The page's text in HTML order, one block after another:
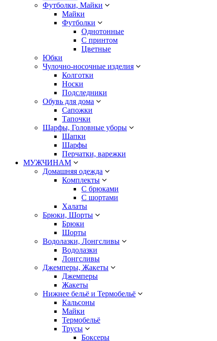
Футболки, Майки
Майки
Футболки
Однотонные
С принтом
Цветные
Юбки
Чулочно-носочные изделия
Колготки
Носки
Подследники
Обувь для дома
Сапожки
Тапочки
Шарфы, Головные уборы
Шапки
Шарфы
Перчатки, варежки
МУЖЧИНАМ
Домашняя одежда
Комплекты
С брюками
С шортами
Халаты
Брюки, Шорты
Брюки
Шорты
Водолазки, Лонгсливы
Водолазки
Лонгсливы
Джемперы, Жакеты
Джемперы
Жакеты
Нижнее бельё и Термобельё
Кальсоны
Майки
Термобельё
Трусы
Боксеры